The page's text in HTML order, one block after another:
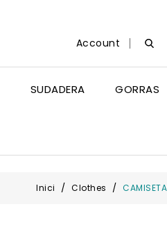
Account
SUDADERA GORRAS
Inici Clothes